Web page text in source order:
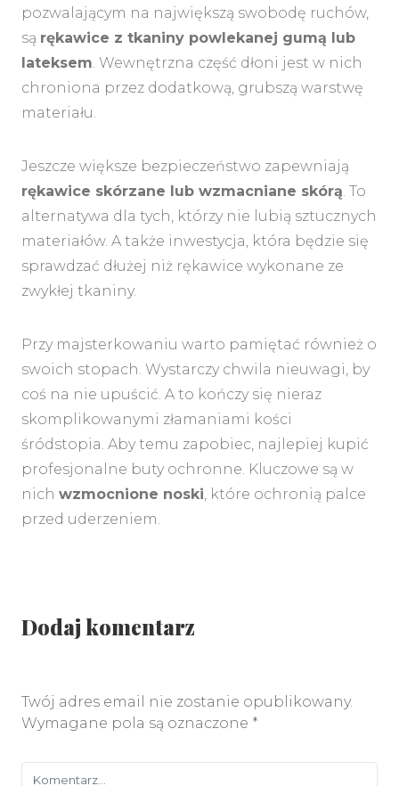
pozwalającym na największą swobodę ruchów,
są rękawice z tkaniny powlekanej gumą lub
lateksem . Wewnętrzna część dłoni jest w nich
chroniona przez dodatkową, grubszą warstwę
materiału.
Jeszcze większe bezpieczeństwo zapewniają
rękawice skórzane lub wzmacniane skórą . To
alternatywa dla tych, którzy nie lubią sztucznych
materiałów. A także inwestycja, która będzie się
sprawdzać dłużej niż rękawice wykonane ze
zwykłej tkaniny.
Przy majsterkowaniu warto pamiętać również o
swoich stopach. Wystarczy chwila nieuwagi, by
coś na nie upuścić. A to kończy się nieraz
skomplikowanymi złamaniami kości
śródstopia. Aby temu zapobiec, najlepiej kupić
profesjonalne buty ochronne. Kluczowe są w
nich wzmocnione noski , które ochronią palce
przed uderzeniem.
Dodaj komentarz
Twój adres email nie zostanie opublikowany.
Wymagane pola są oznaczone *